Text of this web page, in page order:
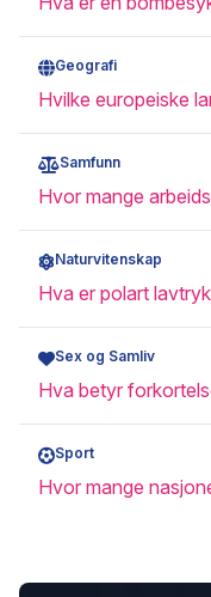
Geografi
Hvilke europeiske
Samfunn
Hvor mange
Naturvitenskap
Hva er polart
Sex og Samliv
Hva betyr
Sport
Hvor mange